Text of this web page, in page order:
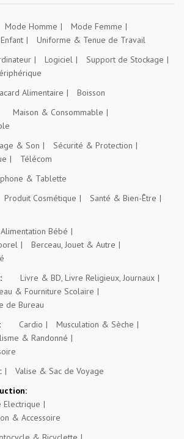
Mode Homme
Mode Femme
Uniforme & Tenue de Travail
Logiciel
Support de Stockage
Alimentaire
Boisson
Maison & Consommable
& Son
Sécurité & Protection
Télécom
& Tablette
Produit Cosmétique
Santé & Bien-Être
Alimentation Bébé
Berceau, Jouet & Autre
Livre & BD, Livre Religieux, Journaux
& Fourniture Scolaire
de Bureau
Cardio
Musculation & Sèche
& Randonné
Valise & Sac de Voyage
Electrique
& Accessoire